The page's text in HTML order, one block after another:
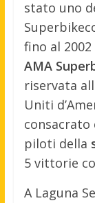
stato uno
Superbike
fino al
AMA
riservata
Uniti
piloti della
5 vittorie
A Laguna